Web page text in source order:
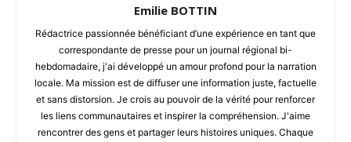
Emilie BOTTIN
Rédactrice passionnée bénéficiant d’une expérience en tant que
correspondante de presse pour un journal régional bi-
hebdomadaire, j'ai développé un amour profond pour la narration
locale. Ma mission est de diffuser une information juste, factuelle
et sans distorsion. Je crois au pouvoir de la vérité pour renforcer
les liens communautaires et inspirer la compréhension. J'aime
rencontrer des gens et partager leurs histoires uniques. Chaque